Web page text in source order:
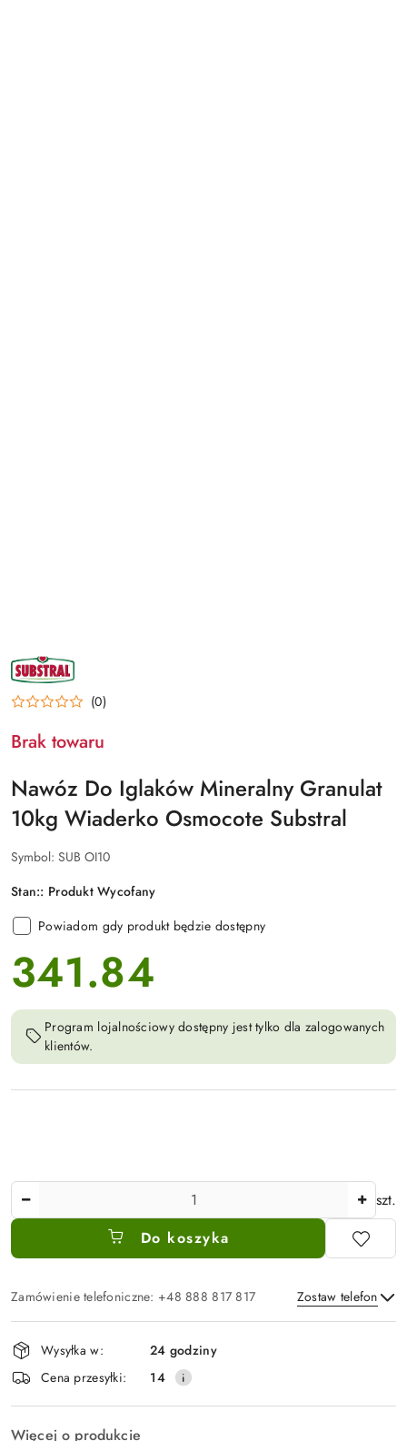
NAZWA
PRODUCENTA:
SUBSTRAL
(0)
Brak towaru
Nawóz Do Iglaków Mineralny Granulat
10kg Wiaderko Osmocote Substral
Symbol: SUB OI10
Stan:: Produkt Wycofany
Powiadom gdy produkt będzie dostępny
cena:
341.84
Program lojalnościowy dostępny jest tylko dla zalogowanych
klientów.
szt.
Do koszyka
Zamówienie telefoniczne: +48 888 817 817 Zostaw telefon
Wyślij
Dostępność
i
dostawa
Wysyłka w:
24 godziny
Cena przesyłki:
14
Więcej o produkcie